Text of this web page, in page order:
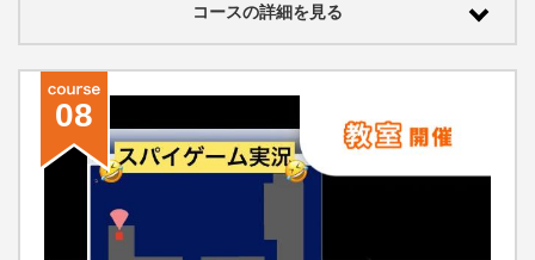
コースの詳細を見る
08